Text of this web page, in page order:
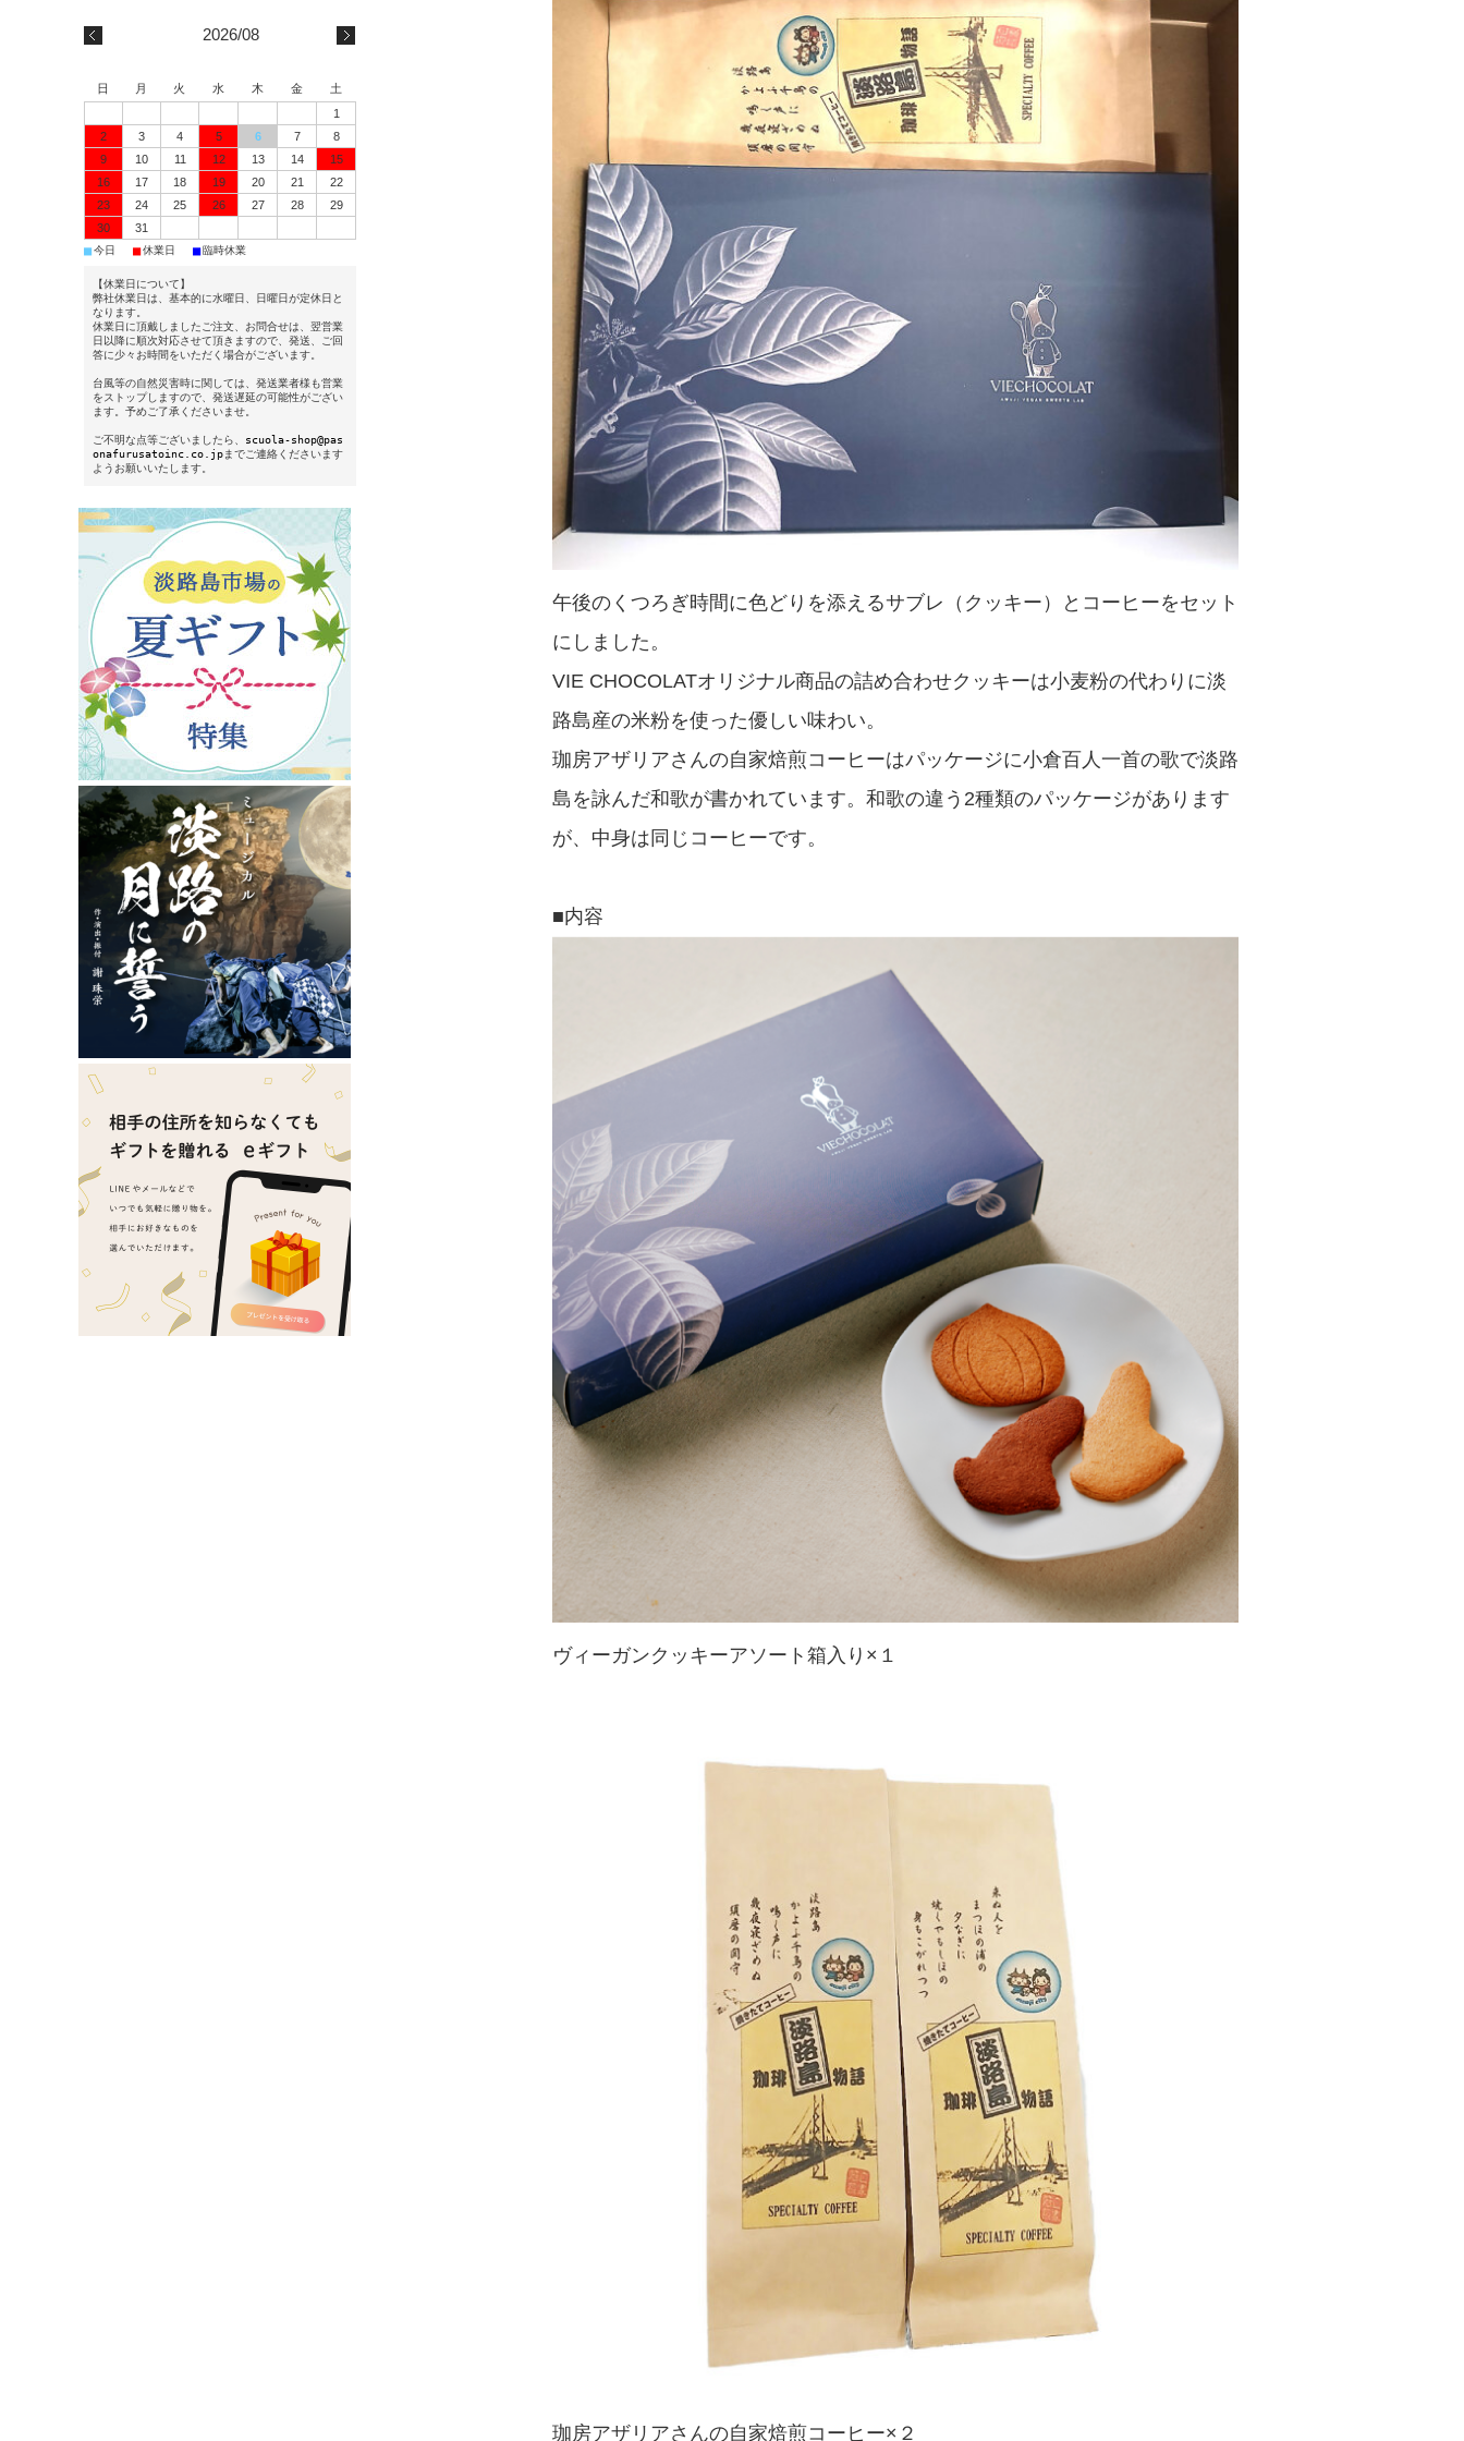
午後のくつろぎ時間に色どりを添えるサブレ（クッキー）とコーヒーをセット
にしました。
VIE CHOCOLATオリジナル商品の詰め合わせクッキーは小麦粉の代わりに淡
路島産の米粉を使った優しい味わい。
珈房アザリアさんの自家焙煎コーヒーはパッケージに小倉百人一首の歌で淡路
島を詠んだ和歌が書かれています。和歌の違う2種類のパッケージがあります
が、中身は同じコーヒーです。
■内容
ヴィーガンクッキーアソート箱入り×１
珈房アザリアさんの自家焙煎コーヒー×２
2026/08
日 月 火 水 木 金
土
1
2
3 4 5 6 7
8
9
10 11 12 13 14
15
16
17 18 19 20 21
22
23
24 25 26 27 28
29
30
31
■今日 ■休業日 ■臨時休業
【休業日について】
弊社休業日は、基本的に水曜日、日曜日が定休日と
なります。
休業日に頂戴しましたご注文、お問合せは、翌営業
日以降に順次対応させて頂きますので、発送、ご回
答に少々お時間をいただく場合がございます。
台風等の自然災害時に関しては、発送業者様も営業
をストップしますので、発送遅延の可能性がござい
ます。予めご了承くださいませ。
ご不明な点等ございましたら、
scuola-shop@pas
onafurusatoinc.co.jpまでご連絡くださいます
ようお願いいたします。